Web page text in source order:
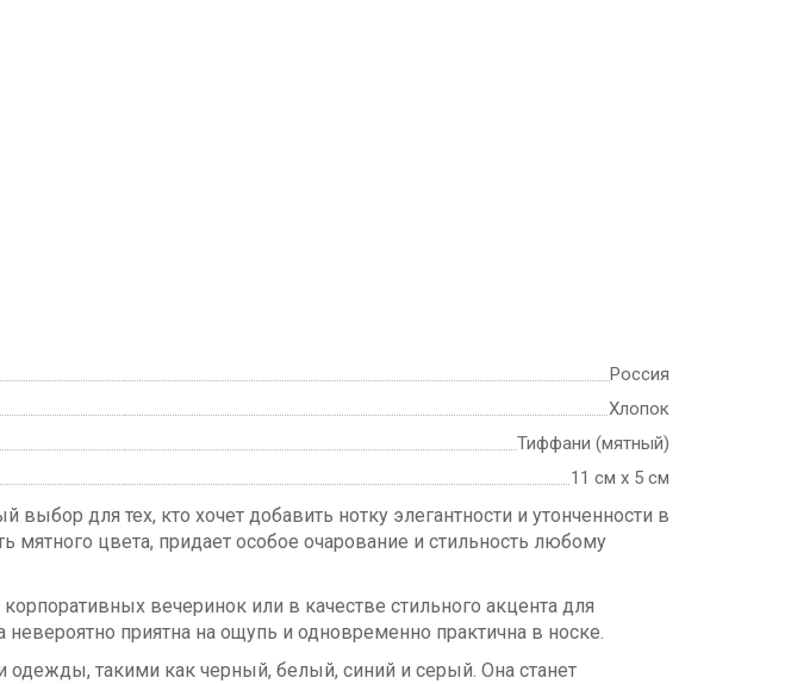
Россия
Хлопок
Тиффани (мятный)
11 см х 5 см
для тех, кто хочет добавить нотку элегантности и утонченности в
цвета, придает особое очарование и стильность любому
вечеринок или в качестве стильного акцента для
приятна на ощупь и одновременно практична в носке.
одежды, такими как черный, белый, синий и серый. Она станет